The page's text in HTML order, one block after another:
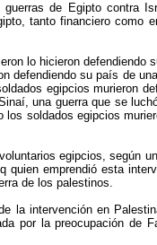
de Egipto contra
tanto financiero como
lo hicieron defendiendo
defendiendo su país de
egipcios murieron
una guerra que se
soldados egipcios
egipcios, según
emprendió esta
de los palestinos.
la intervención en
por la preocupación de